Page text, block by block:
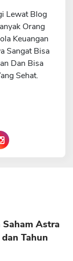
Lewat Blog
Orang
Keuangan
Sangat Bisa
Dan Bisa
Sehat.
Astra
Tahun